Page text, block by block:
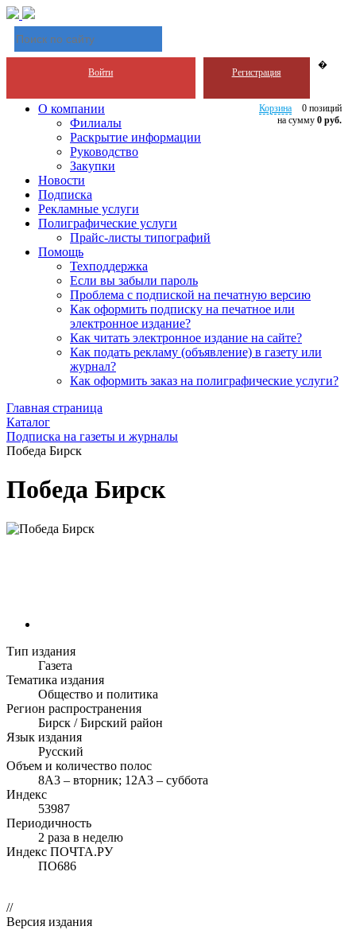
Войти
�
Регистрация
Корзина
0 позиций
на сумму 0 руб.
О компании
Филиалы
Раскрытие информации
Руководство
Закупки
Новости
Подписка
Рекламные услуги
Полиграфические услуги
Прайс-листы типографий
Помощь
Техподдержка
Если вы забыли пароль
Проблема с подпиской на печатную версию
Как оформить подписку на печатное или
электронное издание?
Как читать электронное издание на сайте?
Как подать рекламу (объявление) в газету или
журнал?
Как оформить заказ на полиграфические уcлуги?
Главная страница
Каталог
Подписка на газеты и журналы
Победа Бирск
Победа Бирск
Тип издания
Газета
Тематика издания
Общество и политика
Регион распространения
Бирск / Бирский район
Язык издания
Русский
Объем и количество полос
8А3 – вторник; 12А3 – суббота
Индекс
53987
Периодичность
2 раза в неделю
Индекс ПОЧТА.РУ
ПО686
//
Версия издания